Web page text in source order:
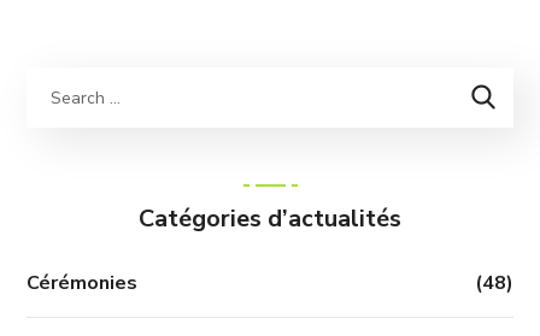
Catégories d’actualités
Cérémonies (48)